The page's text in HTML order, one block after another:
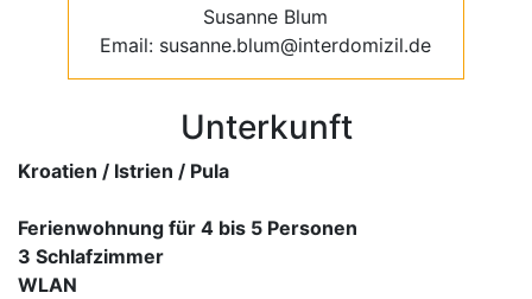
Susanne Blum
Email: susanne.blum@interdomizil.de
Unterkunft
Kroatien / Istrien / Pula
Ferienwohnung für 4 bis 5 Personen
3 Schlafzimmer
WLAN